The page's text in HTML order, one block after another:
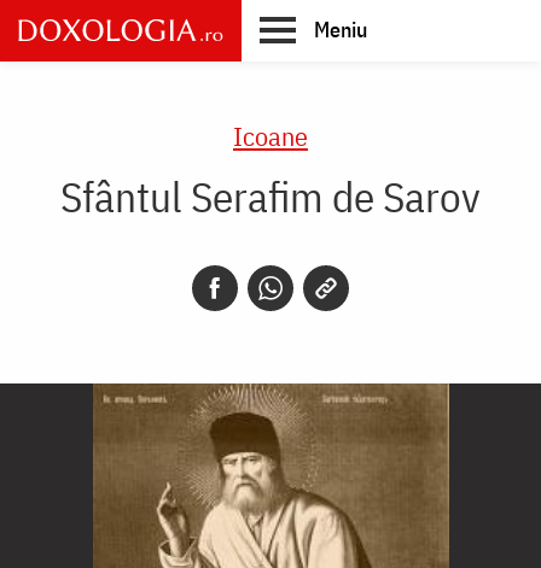
Skip
to
main
Meniu
Icoane
Sfântul Serafim de Sarov